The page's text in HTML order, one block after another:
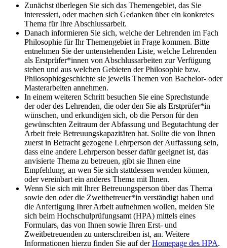
Zunächst überlegen Sie sich das Themengebiet, das Sie
interessiert, oder machen sich Gedanken über ein konkretes
Thema für Ihre Abschlussarbeit.
Danach informieren Sie sich, welche der Lehrenden im Fach
Philosophie für Ihr Themengebiet in Frage kommen. Bitte
entnehmen Sie der untenstehenden Liste, welche Lehrenden
als Erstprüfer*innen von Abschlussarbeiten zur Verfügung
stehen und aus welchen Gebieten der Philosophie bzw.
Philosophiegeschichte sie jeweils Themen von Bachelor- oder
Masterarbeiten annehmen.
In einem weiteren Schritt besuchen Sie eine Sprechstunde
der oder des Lehrenden, die oder den Sie als Erstprüfer*in
wünschen, und erkundigen sich, ob die Person für den
gewünschten Zeitraum der Abfassung und Begutachtung der
Arbeit freie Betreuungskapazitäten hat. Sollte die von Ihnen
zuerst in Betracht gezogene Lehrperson der Auffassung sein,
dass eine andere Lehrperson besser dafür geeignet ist, das
anvisierte Thema zu betreuen, gibt sie Ihnen eine
Empfehlung, an wen Sie sich stattdessen wenden können,
oder vereinbart ein anderes Thema mit Ihnen.
Wenn Sie sich mit Ihrer Betreuungsperson über das Thema
sowie den oder die Zweitbetreuer*in verständigt haben und
die Anfertigung Ihrer Arbeit aufnehmen wollen, melden Sie
sich beim Hochschulprüfungsamt (HPA) mittels eines
Formulars, das von Ihnen sowie Ihren Erst- und
Zweitbetreuenden zu unterschreiben ist, an. Weitere
Informationen hierzu finden Sie auf derHomepage des HPA.